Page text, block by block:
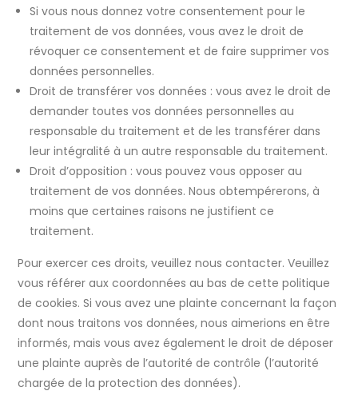
Si vous nous donnez votre consentement pour le
traitement de vos données, vous avez le droit de
révoquer ce consentement et de faire supprimer vos
données personnelles.
Droit de transférer vos données : vous avez le droit de
demander toutes vos données personnelles au
responsable du traitement et de les transférer dans
leur intégralité à un autre responsable du traitement.
Droit d’opposition : vous pouvez vous opposer au
traitement de vos données. Nous obtempérerons, à
moins que certaines raisons ne justifient ce
traitement.
Pour exercer ces droits, veuillez nous contacter. Veuillez
vous référer aux coordonnées au bas de cette politique
de cookies. Si vous avez une plainte concernant la façon
dont nous traitons vos données, nous aimerions en être
informés, mais vous avez également le droit de déposer
une plainte auprès de l’autorité de contrôle (l’autorité
chargée de la protection des données).